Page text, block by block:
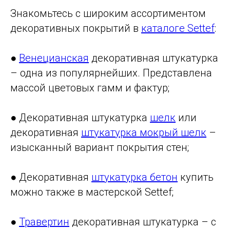
Знакомьтесь с широким ассортиментом
декоративных покрытий в каталоге Settef:
● Венецианская декоративная штукатурка
– одна из популярнейших. Представлена
массой цветовых гамм и фактур;
● Декоративная штукатурка шелк или
декоративная штукатурка мокрый шелк –
изысканный вариант покрытия стен;
● Декоративная штукатурка бетон купить
можно также в мастерской Settef;
● Травертин декоративная штукатурка – с